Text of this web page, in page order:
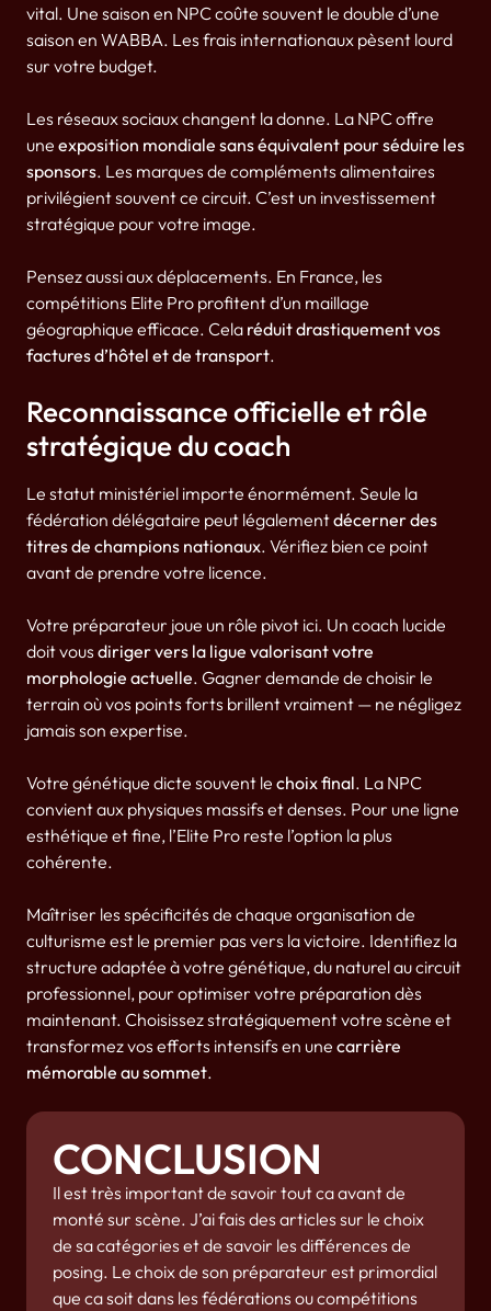
vital. Une saison en NPC coûte souvent le double d’une
saison en WABBA. Les frais internationaux pèsent lourd
sur votre budget.
Les réseaux sociaux changent la donne. La NPC offre
une exposition mondiale sans équivalent pour séduire les
sponsors. Les marques de compléments alimentaires
privilégient souvent ce circuit. C’est un investissement
stratégique pour votre image.
Pensez aussi aux déplacements. En France, les
compétitions Elite Pro profitent d’un maillage
géographique efficace. Cela réduit drastiquement vos
factures d’hôtel et de transport.
Reconnaissance officielle et rôle
stratégique du coach
Le statut ministériel importe énormément. Seule la
fédération délégataire peut légalementdécerner des
titres de champions nationaux. Vérifiez bien ce point
avant de prendre votre licence.
Votre préparateur joue un rôle pivot ici. Un coach lucide
doit vous diriger vers la ligue valorisant votre
morphologie actuelle. Gagner demande de choisir le
terrain où vos points forts brillent vraiment — ne négligez
jamais son expertise.
Votre génétique dicte souvent le choix final. La NPC
convient aux physiques massifs et denses. Pour une ligne
esthétique et fine, l’Elite Pro reste l’option la plus
cohérente.
Maîtriser les spécificités de chaque organisation de
culturisme est le premier pas vers la victoire. Identifiez la
structure adaptée à votre génétique, du naturel au circuit
professionnel, pour optimiser votre préparation dès
maintenant. Choisissez stratégiquement votre scène et
transformez vos efforts intensifs en une carrière
mémorable au sommet.
CONCLUSION
Il est très important de savoir tout ca avant de
monté sur scène. J’ai fais des articles sur le choix
de sa catégories et de savoir les différences de
posing. Le choix de son préparateur est primordial
que ca soit dans les fédérations ou compétitions